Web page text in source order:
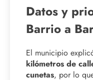
Datos y
Barrio a
El municipio
kilómetros de
cunetas, por lo